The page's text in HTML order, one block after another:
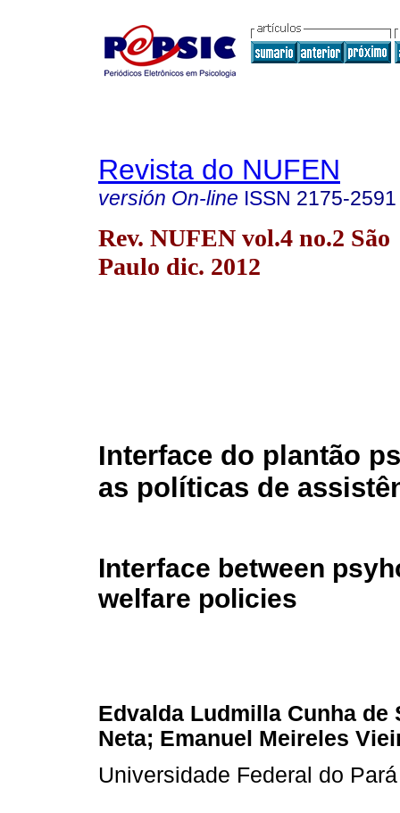
Revista do NUFEN
versión On-line ISSN 2175-2591
Rev. NUFEN vol.4 no.2 São
Paulo dic. 2012
Interface do plantão
as políticas de
Interface between
welfare policies
Edvalda Ludmilla Cunha de
Neta; Emanuel Meireles
Universidade Federal do